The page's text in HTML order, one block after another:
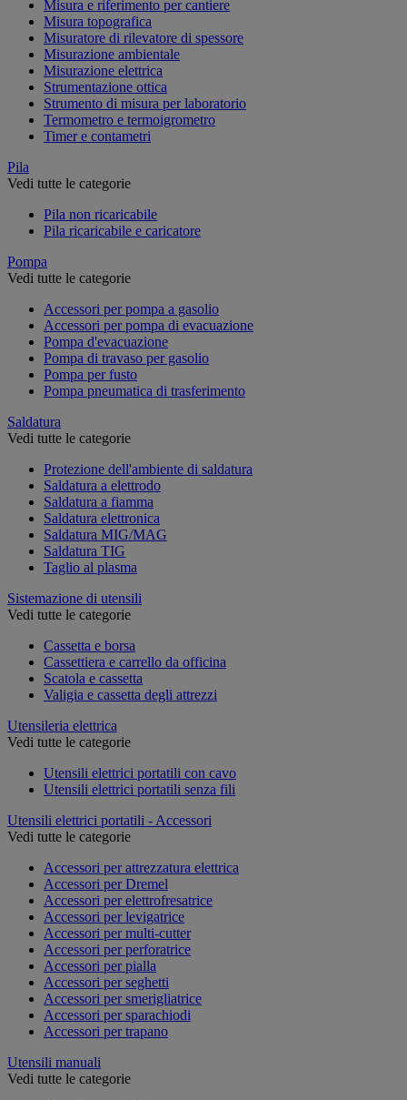
Misura e riferimento per cantiere
Misura topografica
Misuratore di rilevatore di spessore
Misurazione ambientale
Misurazione elettrica
Strumentazione ottica
Strumento di misura per laboratorio
Termometro e termoigrometro
Timer e contametri
Pila
Vedi tutte le categorie
Pila non ricaricabile
Pila ricaricabile e caricatore
Pompa
Vedi tutte le categorie
Accessori per pompa a gasolio
Accessori per pompa di evacuazione
Pompa d'evacuazione
Pompa di travaso per gasolio
Pompa per fusto
Pompa pneumatica di trasferimento
Saldatura
Vedi tutte le categorie
Protezione dell'ambiente di saldatura
Saldatura a elettrodo
Saldatura a fiamma
Saldatura elettronica
Saldatura MIG/MAG
Saldatura TIG
Taglio al plasma
Sistemazione di utensili
Vedi tutte le categorie
Cassetta e borsa
Cassettiera e carrello da officina
Scatola e cassetta
Valigia e cassetta degli attrezzi
Utensileria elettrica
Vedi tutte le categorie
Utensili elettrici portatili con cavo
Utensili elettrici portatili senza fili
Utensili elettrici portatili - Accessori
Vedi tutte le categorie
Accessori per attrezzatura elettrica
Accessori per Dremel
Accessori per elettrofresatrice
Accessori per levigatrice
Accessori per multi-cutter
Accessori per perforatrice
Accessori per pialla
Accessori per seghetti
Accessori per smerigliatrice
Accessori per sparachiodi
Accessori per trapano
Utensili manuali
Vedi tutte le categorie